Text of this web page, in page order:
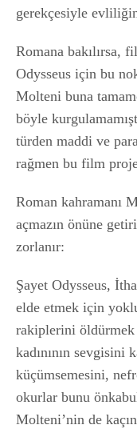
gerekçesiyle
Romana bakılırsa,
Odysseus için bu
Molteni buna
böyle
türden maddi ve
rağmen bu film
Roman kahramanı
açmazın önüne
zorlanır:
Şayet Odysseus,
elde etmek için
rakiplerini
kadınının sevgisini
küçümsemesini,
okurlar bunu
Molteni’nin de